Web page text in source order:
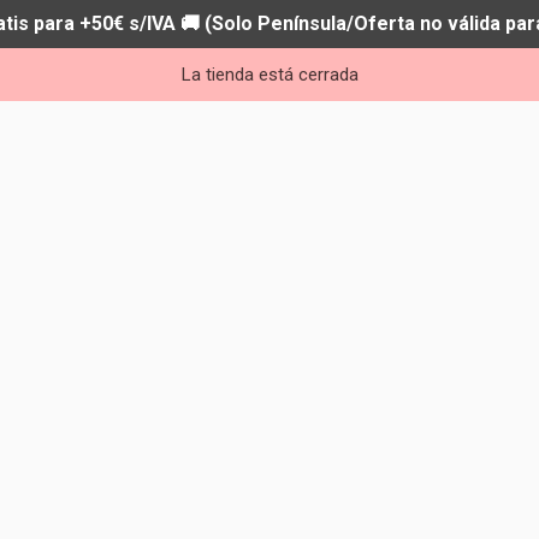
para +50€ s/IVA 🚚 (Solo Península/Oferta no válida
La tienda está cerrada